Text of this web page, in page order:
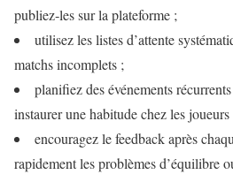
publiez‑les sur la plateforme ;
utilisez les listes d’attente
matchs incomplets ;
planifiez des événements
instaurer une habitude chez les joueurs
encouragez le feedback après
rapidement les problèmes d’équilibre